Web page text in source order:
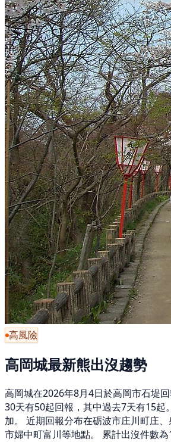
高風險
高岡城最新熊出沒趨勢
高岡城在2026年8月4日於高岡市石堤
30天有50起回報，其中過去7天有15起
加。 近期回報分布在砺波市庄川町庄
市婦中町富川等地點。 累計出沒件數為